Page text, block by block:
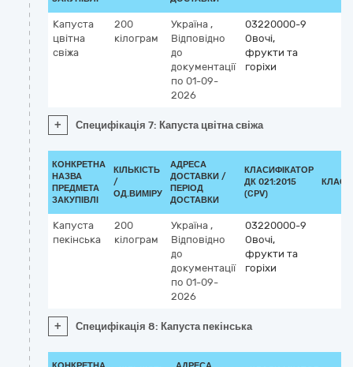
Капуста
цвітна
свіжа
200
кілограм
Україна ,
Відповідно
до
документації
по 01-09-
2026
03220000-9
Овочі,
фрукти та
горіхи
+ Специфікація 7: Капуста цвітна свіжа
КОНКРЕТНА
НАЗВА
ПРЕДМЕТА
ЗАКУПІВЛІ
КІЛЬКІСТЬ
/
ОД.ВИМІРУ
АДРЕСА
ДОСТАВКИ /
ПЕРІОД
ДОСТАВКИ
КЛАСИФІКАТОР
ДК 021:2015
(CPV)
Капуста
пекінська
200
кілограм
Україна ,
Відповідно
до
документації
по 01-09-
2026
03220000-9
Овочі,
фрукти та
горіхи
+ Специфікація 8: Капуста пекінська